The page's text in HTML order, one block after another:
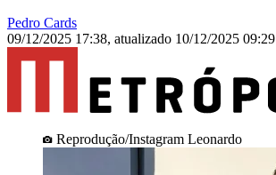
Pedro Cards
09/12/2025 17:38, atualizado 10/12/2025 09:29
Reprodução/Instagram Leonardo